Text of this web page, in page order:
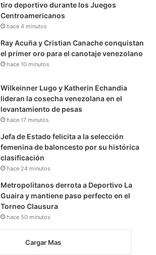
a
m
tiro deportivo durante los Juegos
Centroamericanos
hace 4 minutos
Ray Acuña y Cristian Canache conquistan
el primer oro para el canotaje venezolano
hace 10 minutos
Wilkeinner Lugo y Katherin Echandia
lideran la cosecha venezolana en el
levantamiento de pesas
hace 17 minutos
Jefa de Estado felicita a la selección
femenina de baloncesto por su histórica
clasificación
hace 24 minutos
Metropolitanos derrota a Deportivo La
Guaira y mantiene paso perfecto en el
Torneo Clausura
hace 50 minutos
Cargar Mas